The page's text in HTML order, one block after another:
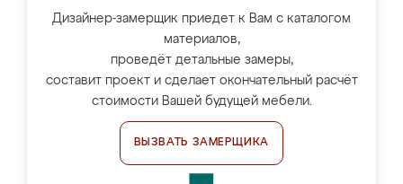
Дизайнер-замерщик приедет к Вам с каталогом
материалов,
проведёт детальные замеры,
составит проект и сделает окончательный расчёт
стоимости Вашей будущей мебели.
ВЫЗВАТЬ ЗАМЕРЩИКА